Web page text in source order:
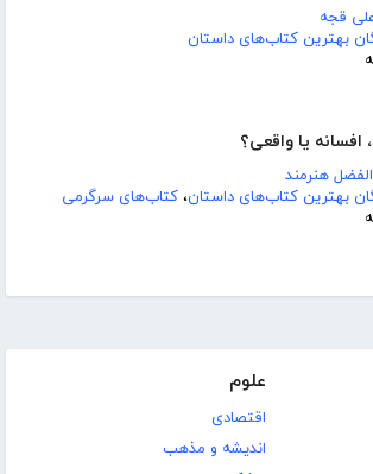
قجه
بهترین کتاب‌های داستان
افسانه یا واقعی؟
هنرمند
بهترین کتاب‌های داستان، کتاب‌های سرگرمی
علوم
اقتصادی
اندیشه و مذهب